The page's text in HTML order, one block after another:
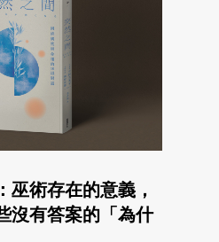
巫術存在的意義，
沒有答案的「為什